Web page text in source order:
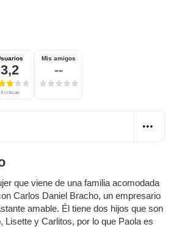
3,2
4 críticas
Mis amigos
--
que viene de una familia acomodada
Carlos Daniel Bracho, un empresario
amable. Él tiene dos hijos que son
Lisette y Carlitos, por lo que Paola es